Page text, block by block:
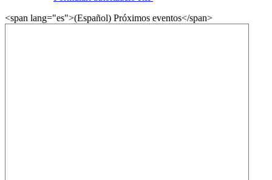
<span lang="es">(Español) Próximos eventos</span>